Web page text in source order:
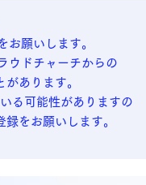
お願いします。
ウドチャーチからの
あります。
る可能性がありますの
をお願いします。